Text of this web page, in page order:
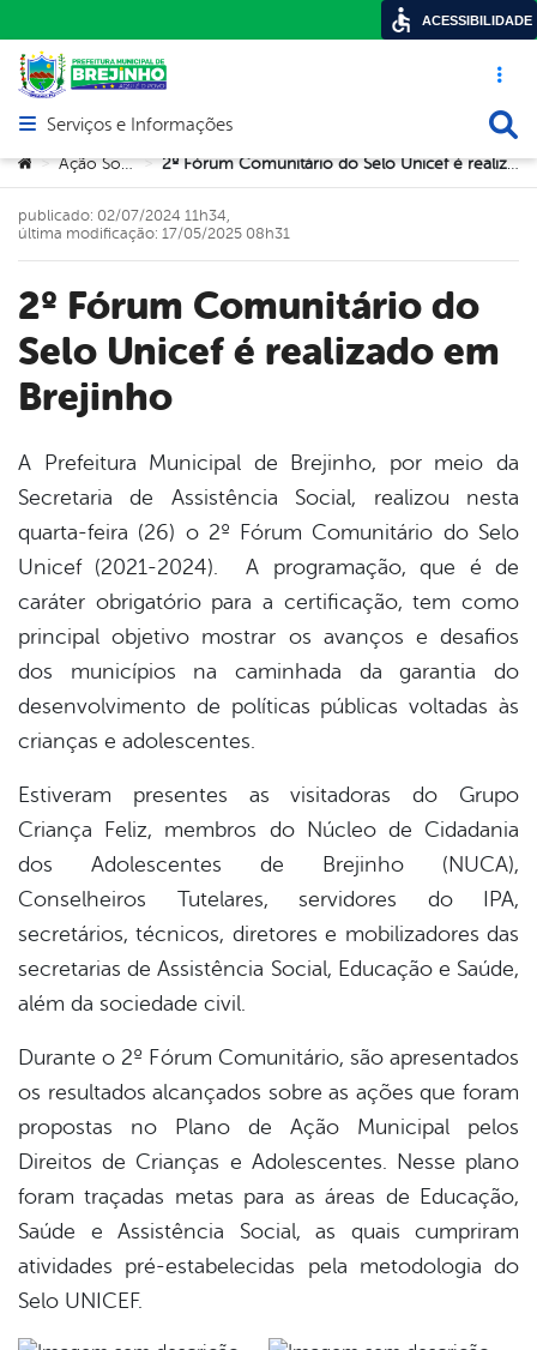
Acesso
Abrir menu principal de navegação
Serviços e Informações
Você está aqui:
> Ação Social > 2º Fórum Comunitário do Selo Unicef é realizado em Brejinho
2º Fórum Comunitário do
Selo Unicef é realizado em
Brejinho
publicado: 02/07/2024 11h34,
última modificação: 17/05/2025 08h31
A Prefeitura Municipal de Brejinho, por meio da
Secretaria de Assistência Social, realizou nesta
quarta-feira (26) o 2º Fórum Comunitário do Selo
Unicef (2021-2024). A programação, que é de
caráter obrigatório para a certificação, tem como
principal objetivo mostrar os avanços e desafios
dos municípios na caminhada da garantia do
desenvolvimento de políticas públicas voltadas às
crianças e adolescentes.
Estiveram presentes as visitadoras do Grupo
Criança Feliz, membros do Núcleo de Cidadania
dos Adolescentes de Brejinho (NUCA),
Conselheiros Tutelares, servidores do IPA,
secretários, técnicos, diretores e mobilizadores das
secretarias de Assistência Social, Educação e Saúde,
além da sociedade civil.
Durante o 2º Fórum Comunitário, são apresentados
os resultados alcançados sobre as ações que foram
propostas no Plano de Ação Municipal pelos
Direitos de Crianças e Adolescentes. Nesse plano
foram traçadas metas para as áreas de Educação,
Saúde e Assistência Social, as quais cumpriram
atividades pré-estabelecidas pela metodologia do
Selo UNICEF.
ACESSIBILIDADE